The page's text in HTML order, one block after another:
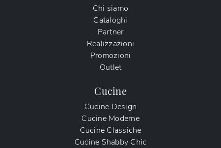
Chi siamo
Cataloghi
Partner
Realizzazioni
Promozioni
Outlet
Cucine
Cucine Design
Cucine Moderne
Cucine Classiche
Cucine Shabby Chic